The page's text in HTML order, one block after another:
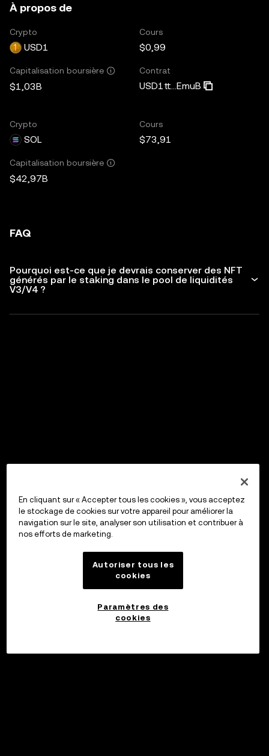
À propos de
Crypto
USD1
Cours
$0,99
Capitalisation boursière
$1,03B
Contrat
USD1tt...EmuB
Crypto
SOL
Cours
$73,91
Capitalisation boursière
$42,97B
FAQ
Pourquoi est-ce que je devrais conserver des NFT
générés par le staking dans le pool de liquidités
V3/V4 ?
En cliquant sur « Accepter tous les cookies », vous acceptez
le stockage de cookies sur votre appareil pour améliorer la
navigation sur le site, analyser son utilisation et contribuer à
nos efforts de marketing.
Autoriser tous les
cookies
Paramètres des
cookies